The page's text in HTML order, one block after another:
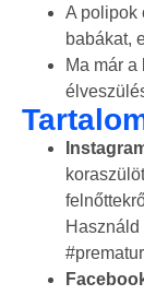
A polipok
babákat,
Ma már